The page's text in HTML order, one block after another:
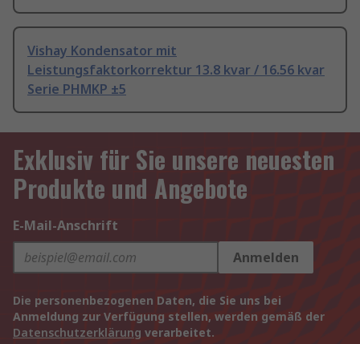
Vishay Kondensator mit
Leistungsfaktorkorrektur 13.8 kvar / 16.56 kvar
Serie PHMKP ±5
Exklusiv für Sie unsere neuesten
Produkte und Angebote
E-Mail-Anschrift
Anmelden
Die personenbezogenen Daten, die Sie uns bei
Anmeldung zur Verfügung stellen, werden gemäß der
Datenschutzerklärung verarbeitet.